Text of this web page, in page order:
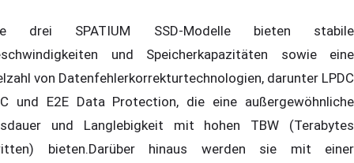
drei SPATIUM SSD-Modelle bieten stabile
und Speicherkapazitäten sowie eine
von Datenfehlerkorrekturtechnologien, darunter LPDC
und E2E Data Protection, die eine außergewöhnliche
und Langlebigkeit mit hohen TBW (Terabytes
bieten.Darüber hinaus werden sie mit einer